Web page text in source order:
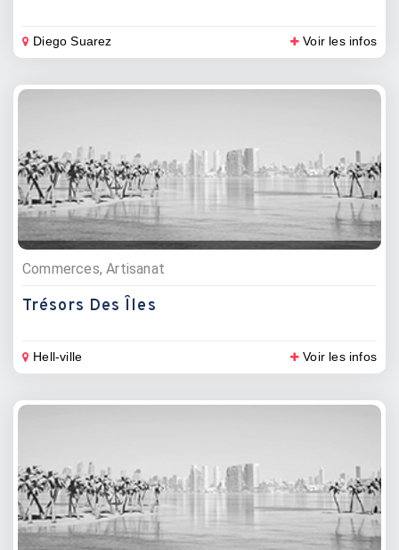
Diego Suarez Voir les infos
Commerces, Artisanat
Trésors Des Îles
Hell-ville Voir les infos